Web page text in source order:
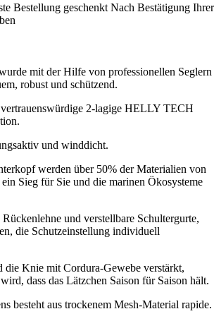
Bestellung geschenkt Nach Bestätigung Ihrer
mit der Hilfe von professionellen Seglern
robust und schützend.
2-lagige HELLY TECH
und winddicht.
werden über 50% der Materialien von
Sieg für Sie und die marinen Ökosysteme
und verstellbare Schultergurte,
die Schutzeinstellung individuell
die Knie mit Cordura-Gewebe verstärkt,
dass das Lätzchen Saison für Saison hält.
besteht aus trockenem Mesh-Material rapide.